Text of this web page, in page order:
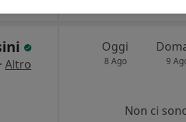
· Altro
Oggi
8 Ago 9
Non ci